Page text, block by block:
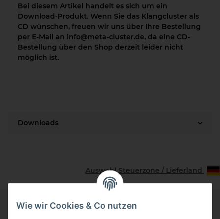
Bei diesem Artikel handelt es sich um ein
Download-Produkt. Wenn Sie das Klangcluster als
CD wünschen, freuen wir uns über Ihre Bestellung
per E-Mail an info@meta-cluster.de, da eine CD-
Bestellung über den Shop derzeit leider nicht
möglich ist.
Downloads
Auswahl Steuerzone / Lieferland
Wie wir Cookies & Co nutzen